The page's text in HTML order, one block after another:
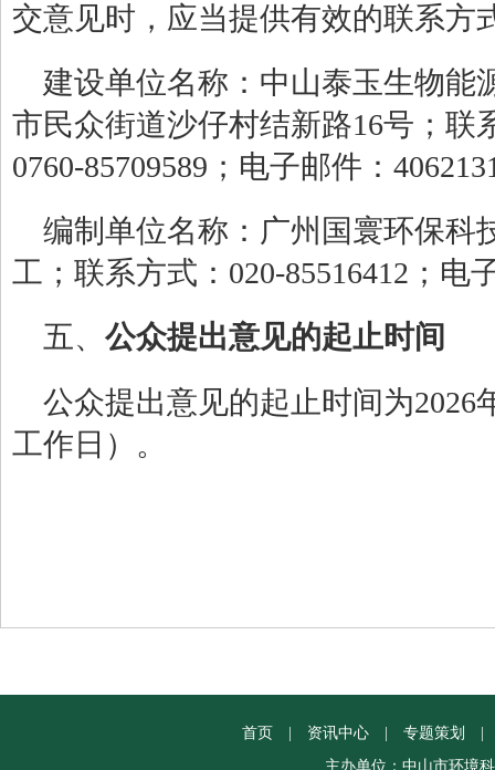
交意见时，应当提供有效的联系方
建设单位名称： 中山泰玉生物能
市民众街道沙仔村结新路16号；联
0760-85709589 ；电子邮件：
编制单位名称：广州国寰环保科
工；联系方式： 020-85516412 ；电
五、 公众提出意见的起止时间
公众提出意见的起止时间为2026
工作日）。
首页 资讯中心 专题策划
主办单位：中山市环境